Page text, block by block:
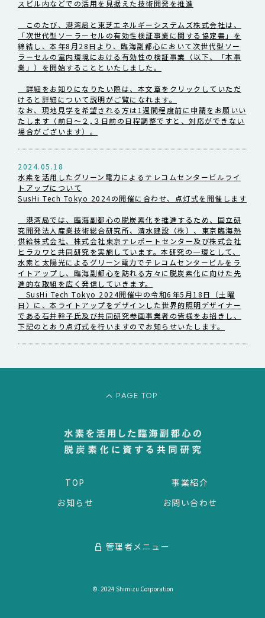
スビル内などでの活用を見据えた技術開発を推進
このたび、港湾局と東芝エネルギーシステムズ株式会社は、
「次世代型ソーラーセルの有効性検証事業に関する協定書」を
締結し、本年8月28日より、臨海副都心において次世代型ソー
ラーセルの室内環境における有効性の検証事業（以下、「本事
業」）を開始することといたしました。
詳細をお知りになりたい際は、本文章をクリックしていただ
けると詳細について説明がご覧になれます。
なお、現地見学を希望される方は1週間程度前に申請をお願いい
たします（前日～２,３日前の日程調整ですと、対応ができない
場合がございます）。
2024.05.18
水素を活用したグリーン電力によるテレコムセンタービルライ
トアップについて
SusHi Tech Tokyo 2024の開催に合わせ、点灯式を開催します
港湾局では、臨海副都心の脱炭素化を推進するため、国立研
究開発法人産業技術総合研究所、清水建設（株）、東京臨海熱
供給株式会社、株式会社東京テレポートセンター及び株式会社
ヒラカワと共同研究を実施しています。本研究の一環として、
水素と太陽光によるグリーン電力でテレコムセンタービルをラ
イトアップし、臨海副都心を訪れる方々に脱炭素化に向けた先
進的な取組を広く発信していきます。
SusHi Tech Tokyo 2024開催中の令和6年5月18日（土曜
日）に、本ライトアップをデザインした世界的照明デザイナー
である石井幹子氏及び共同研究参画事業者の皆様をお招きし、
下記のとおり点灯式を行いますのでお知らせいたします。
PAGE TOP
TOP
事業紹介
お知らせ
お問い合わせ
管理者メニュー
© 2024 Shimizu Corporation